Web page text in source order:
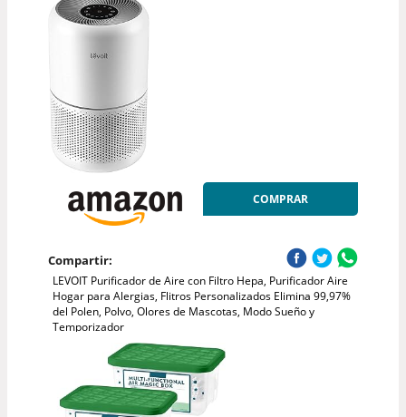
COMPRAR
Compartir:
LEVOIT Purificador de Aire con Filtro Hepa, Purificador Aire
Hogar para Alergias, Flitros Personalizados Elimina 99,97%
del Polen, Polvo, Olores de Mascotas, Modo Sueño y
Temporizador